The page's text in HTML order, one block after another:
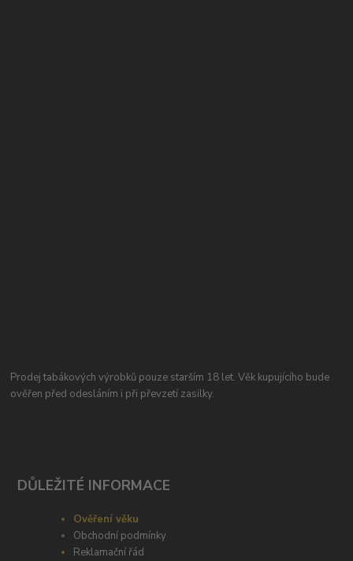
Prodej tabákových výrobků pouze starším 18 let. Věk kupujícího bude
ověřen před odesláním i při převzetí zasilky.
DŮLEŽITÉ INFORMACE
Ověření věku
Obchodní podmínky
Reklamační řád